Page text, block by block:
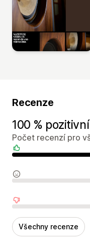
Recenze
100 % pozitivní
Počet recenzí pro
Pozitivní recenze
Neutrální recenze
Negativní recenze
Všechny recenze